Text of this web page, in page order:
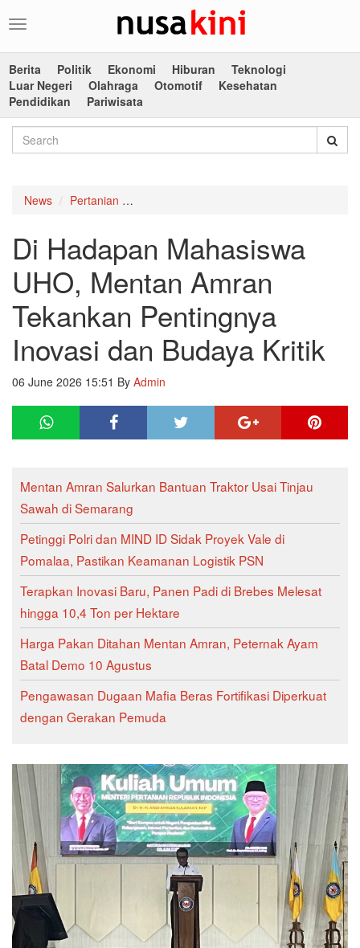
Toggle
Berita
Politik Ekonomi Hiburan
Teknologi
Luar Negeri
Olahraga Otomotif
Kesehatan
Pendidikan
Pariwisata
News Pertanian
Di Hadapan Mahasiswa
UHO, Mentan Amran
Tekankan Pentingnya
Inovasi dan Budaya Kritik
06 June 2026 15:51 By Admin
Mentan Amran Salurkan Bantuan Traktor Usai Tinjau
Sawah di Semarang
Petinggi Polri dan MIND ID Sidak Proyek Vale di
Pomalaa, Pastikan Keamanan Logistik PSN
Terapkan Inovasi Baru, Panen Padi di Brebes Melesat
hingga 10,4 Ton per Hektare
Harga Pakan Ditahan Mentan Amran, Peternak Ayam
Batal Demo 10 Agustus
Pengawasan Dugaan Mafia Beras Fortifikasi Diperkuat
dengan Gerakan Pemuda